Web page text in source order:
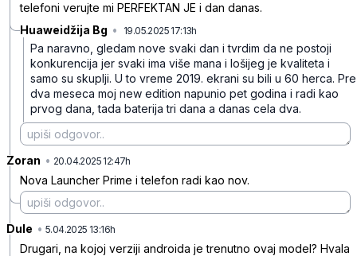
telefoni verujte mi PERFEKTAN JE i dan danas.
Huaweidžija Bg • 19.05.2025 17:13h
Pa naravno, gledam nove svaki dan i tvrdim da ne postoji
konkurencija jer svaki ima više mana i lošijeg je kvaliteta i
samo su skuplji. U to vreme 2019. ekrani su bili u 60 herca. Pre
dva meseca moj new edition napunio pet godina i radi kao
prvog dana, tada baterija tri dana a danas cela dva.
Zoran • 20.04.2025 12:47h
Nova Launcher Prime i telefon radi kao nov.
Dule • 5.04.2025 13:16h
Drugari, na kojoj verziji androida je trenutno ovaj model? Hvala